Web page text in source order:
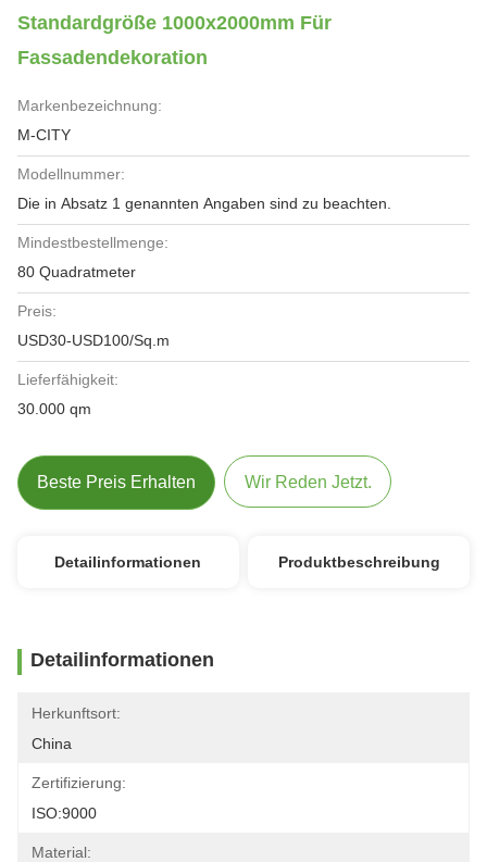
Standardgröße 1000x2000mm Für
Fassadendekoration
Markenbezeichnung:
M-CITY
Modellnummer:
Die in Absatz 1 genannten Angaben sind zu beachten.
Mindestbestellmenge:
80 Quadratmeter
Preis:
USD30-USD100/Sq.m
Lieferfähigkeit:
30.000 qm
Beste Preis Erhalten Wir Reden Jetzt.
Detailinformationen Produktbeschreibung
Detailinformationen
Herkunftsort:
China
Zertifizierung:
ISO:9000
Material: